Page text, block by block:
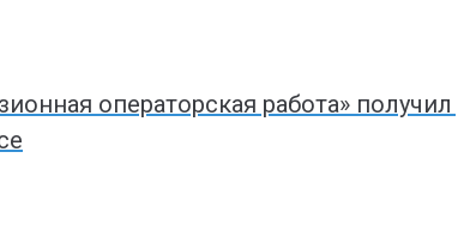
операторская работа»